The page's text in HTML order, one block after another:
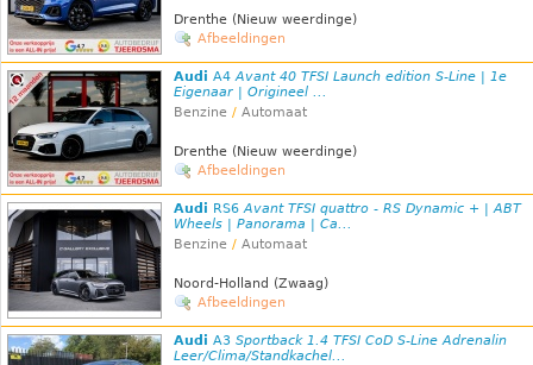
Drenthe (Nieuw weerdinge)
Afbeeldingen
Audi A4 Avant 40 TFSI Launch edition S-Line | 1e
Eigenaar | Origineel ...
Benzine / Automaat
Drenthe (Nieuw weerdinge)
Afbeeldingen
Audi RS6 Avant TFSI quattro - RS Dynamic + | ABT
Wheels | Panorama | Ca...
Benzine / Automaat
Noord-Holland (Zwaag)
Afbeeldingen
Audi A3 Sportback 1.4 TFSI CoD S-Line Adrenalin
Leer/Clima/Standkachel...